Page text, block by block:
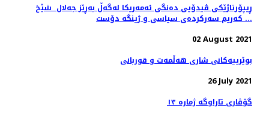
ڕیپۆرتاژێکی ڤیدۆیی دەنگی ئەمەریکا لەگەڵ بەڕێز جەلال شێخ
کەریم سەرکردەی سیاسی و ژینگە دۆست ...
02 August 2021
بوێرییەکانی شاری هەڵمەت و قوربانی
26 July 2021
گۆڤاری تاراوگە ژمارە ١٣